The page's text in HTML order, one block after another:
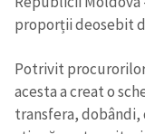
Trimite o
in English
proporții deosebit
Potrivit
acesta a creat o
transfera,